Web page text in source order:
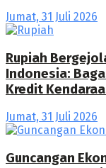
Jumat, 31 Juli 2026
Rupiah
Indonesia:
Kredit
Jumat, 31 Juli 2026
Guncangan